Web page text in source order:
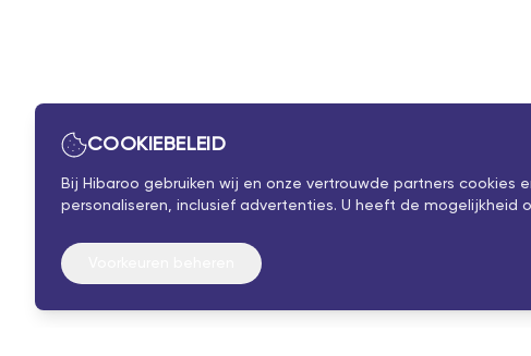
COOKIEBELEID
Bij Hibaroo gebruiken wij en onze vertrouwde partners
personaliseren, inclusief advertenties. U heeft de mogelijkheid